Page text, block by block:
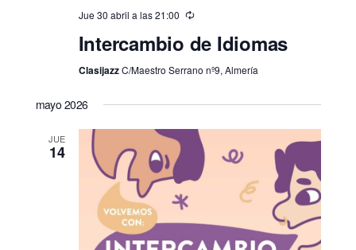
Jue 30 abril a las 21:00
Intercambio de Idiomas
ClasijazzC/Maestro Serrano nº9, Almería
mayo 2026
JUE
14